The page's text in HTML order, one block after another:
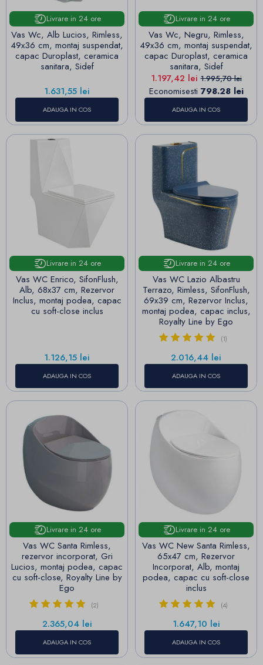
Livrare in 24 ore
Vas Wc, Alb Lucios, Rimless,
49x36 cm, montaj suspendat,
capac Duroplast, ceramica
sanitara, Sidef
Pret
1.631,55 lei
ADAUGA IN COS
Livrare in 24 ore
Vas Wc, Negru, Rimless,
49x36 cm, montaj suspendat,
capac Duroplast, ceramica
sanitara, Sidef
Pret
1.197,42 leiPret de baza
1.995,70 lei
Economisesti 798.28 lei
ADAUGA IN COS
Livrare in 24 ore
Vas WC Enrico, SifonFlush,
Alb, 68x37 cm, Rezervor
Inclus, montaj podea, capac
cu soft-close inclus
Pret
1.126,15 lei
ADAUGA IN COS
Livrare in 24 ore
Vas WC Lazio Albastru
Terrazo, Rimless, SifonFlush,
69x39 cm, Rezervor Inclus,
montaj podea, capac inclus,
Royalty Line by Ego
(1)
Pret
2.016,44 lei
ADAUGA IN COS
Livrare in 24 ore
Vas WC Santa Rimless,
rezervor incorporat, Gri
Lucios, montaj podea, capac
cu soft-close, Royalty Line by
Ego
(2)
Pret
2.365,04 lei
ADAUGA IN COS
Livrare in 24 ore
Vas WC New Santa Rimless,
65x47 cm, Rezervor
Incorporat, Alb, montaj
podea, capac cu soft-close
inclus
(4)
Pret
1.647,10 lei
ADAUGA IN COS